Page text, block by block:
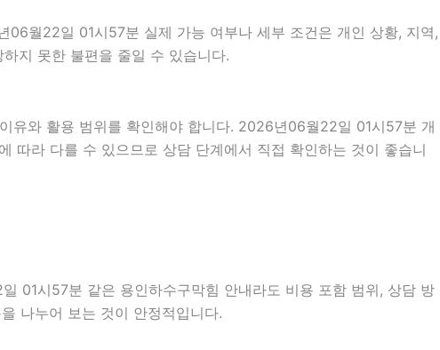
월22일 01시57분 실제 가능 여부나 세부 조건은 개인 상황, 지역,
지 못한 불편을 줄일 수 있습니다.
유와 활용 범위를 확인해야 합니다. 2026년06월22일 01시57분 개
따라 다를 수 있으므로 상담 단계에서 직접 확인하는 것이 좋습니
01시57분 같은 용인하수구막힘 안내라도 비용 포함 범위, 상담 방
나누어 보는 것이 안정적입니다.